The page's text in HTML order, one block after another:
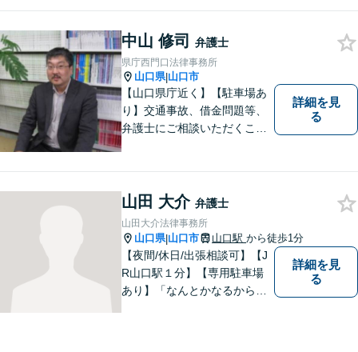
中山 修司 弁護士
県庁西門口法律事務所
山口県|山口市
【山口県庁近く】【駐車場あ
り】交通事故、借金問題等、
弁護士にご相談いただくこと
る弁護士が、客観的視点から
事案を検討し、最適の解決方
法を探ります。
詳細を見
る
山田 大介 弁護士
山田大介法律事務所
山口県|山口市 山口駅 から徒歩1分
【夜間/休日/出張相談可】【J
R山口駅１分】【専用駐車場
あり】「なんとかなるから大
詳細を見
る